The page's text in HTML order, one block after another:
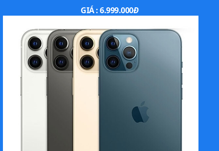
Thân hình uyển chuyển với các đường cong mềm mại
đem lại cho bạn khả năng cầm nắm chắc chắn và vô
GIÁ :6.999.000Đ